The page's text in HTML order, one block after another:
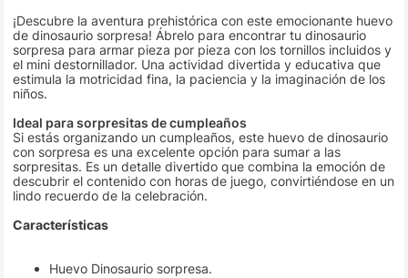
¡Descubre la aventura prehistórica con este emocionante huevo
de dinosaurio sorpresa! Ábrelo para encontrar tu dinosaurio
sorpresa para armar pieza por pieza con los tornillos incluidos y
el mini destornillador. Una actividad divertida y educativa que
estimula la motricidad fina, la paciencia y la imaginación de los
niños.
Ideal para sorpresitas de cumpleaños
Si estás organizando un cumpleaños, este huevo de dinosaurio
con sorpresa es una excelente opción para sumar a las
sorpresitas. Es un detalle divertido que combina la emoción de
descubrir el contenido con horas de juego, convirtiéndose en un
lindo recuerdo de la celebración.
Características
Huevo Dinosaurio sorpresa.